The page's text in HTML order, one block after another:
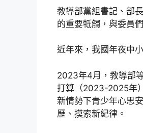
教導部黨組書記、部
的重要牴觸，與委員
近年來，我國年夜中
2023年4月，教導部
打算（2023-2025年
新情勢下青少年心思
歷、摸索新紀律。